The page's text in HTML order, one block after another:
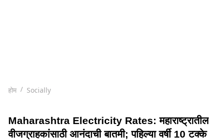
होम Socially
Maharashtra Electricity Rates: महाराष्ट्रातील
वीजग्राहकांसाठी आनंदाची बातमी; पहिल्या वर्षी 10 टक्के